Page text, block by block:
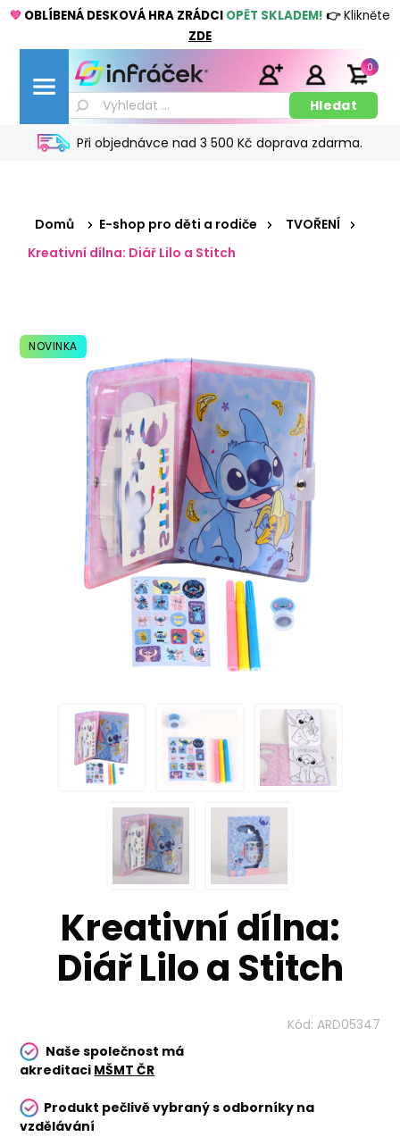
💚 OBLÍBENÁ DESKOVÁ HRA ZRÁDCI OPĚT SKLADEM! 👉Klikněte
ZDE
Při objednávce nad 3 500 Kč doprava zdarma.
0
Domů E-shop pro děti a rodiče
TVOŘENÍ
Kreativní dílna: Diář Lilo a Stitch
NOVINKA
Kreativní dílna:
Diář Lilo a Stitch
Kód: ARD05347
Naše společnost má
akreditaci MŠMT ČR
Produkt pečlivě vybraný s odborníky na
vzdělávání